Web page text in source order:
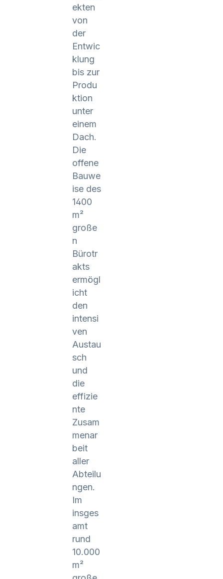
ekten
von
der
Entwic
klung
bis zur
Produ
ktion
unter
einem
Dach.
Die
offene
Bauwe
ise des
1400
m²
große
n
Bürotr
akts
ermögl
icht
den
intensi
ven
Austau
sch
und
die
effizie
nte
Zusam
menar
beit
aller
Abteilu
ngen.
Im
insges
amt
rund
10.000
m²